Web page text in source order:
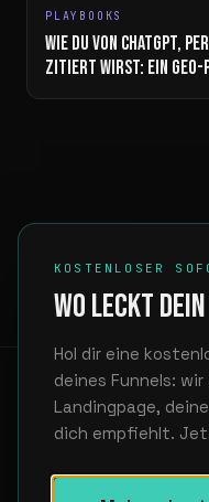
PLAYBOOKS
WIE DU VON CHATGPT,
ZITIERT WIRST: EIN GEO-
KOSTENLOSER
WO LECKT DEIN
Hol dir eine
deines Funnels:
Landingpage,
dich empfiehlt.
LinkedIn hello@unfair.at